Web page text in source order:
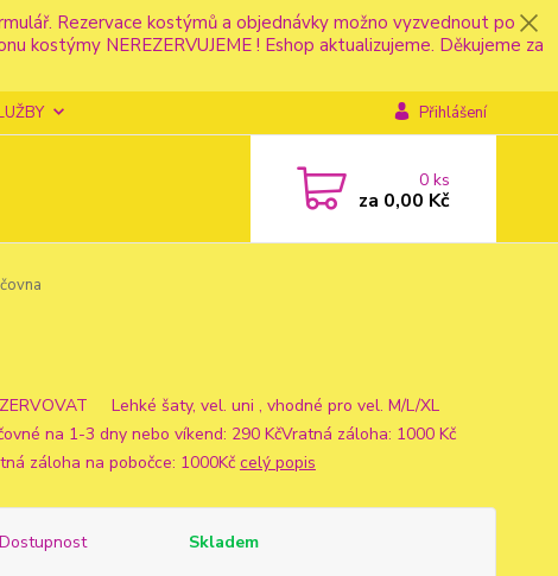
Rezervace kostýmů a objednávky možno vyzvednout po
kostýmy NEREZERVUJEME ! Eshop aktualizujeme. Děkujeme za
Přihlášení
0ks
za 0,00 Kč
Lehké šaty, vel. uni , vhodné pro vel. M/L/XL
na 1-3 dny nebo víkend: 290 KčVratná záloha: 1000 Kč
záloha na pobočce: 1000Kč celý popis
Dostupnost Skladem